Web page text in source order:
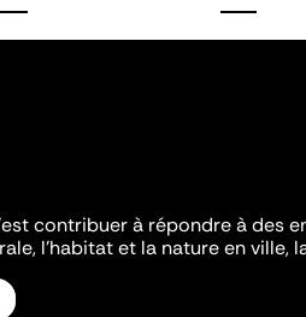
contribuer à répondre à des
l'habitat et la nature en ville,